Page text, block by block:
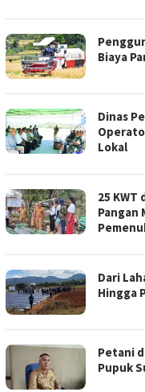
Biaya
Dinas
Lokal
25
Pangan
Dari
Hingga
Petani
Pupuk